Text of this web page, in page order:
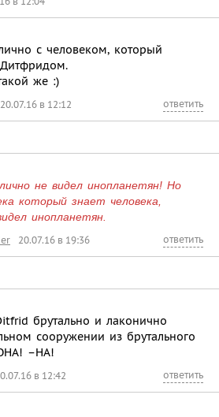
с человеком, который
же :)
20.07.16 в 12:12 ответить
не видел инопланетян! Но
который знает человека,
инопланетян.
20.07.16 в 19:36 ответить
брутально и лаконично
сооружении из брутального
–НА!
в 12:42 ответить